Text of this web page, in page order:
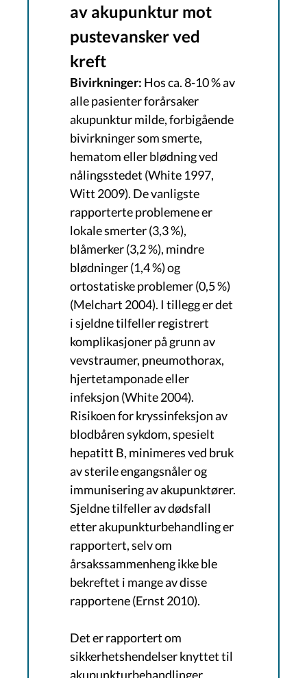
av akupunktur mot
pustevansker ved
kreft
Bivirkninger: Hos ca. 8-10 % av
alle pasienter forårsaker
akupunktur milde, forbigående
bivirkninger som smerte,
hematom eller blødning ved
nålingsstedet (White 1997,
Witt 2009). De vanligste
rapporterte problemene er
lokale smerter (3,3 %),
blåmerker (3,2 %), mindre
blødninger (1,4 %) og
ortostatiske problemer (0,5 %)
(Melchart 2004). I tillegg er det
i sjeldne tilfeller registrert
komplikasjoner på grunn av
vevstraumer, pneumothorax,
hjertetamponade eller
infeksjon (White 2004).
Risikoen for kryssinfeksjon av
blodbåren sykdom, spesielt
hepatitt B, minimeres ved bruk
av sterile engangsnåler og
immunisering av akupunktører.
Sjeldne tilfeller av dødsfall
etter akupunkturbehandling er
rapportert, selv om
årsakssammenheng ikke ble
bekreftet i mange av disse
rapportene (Ernst 2010).
Det er rapportert om
sikkerhetshendelser knyttet til
akupunkturbehandlinger